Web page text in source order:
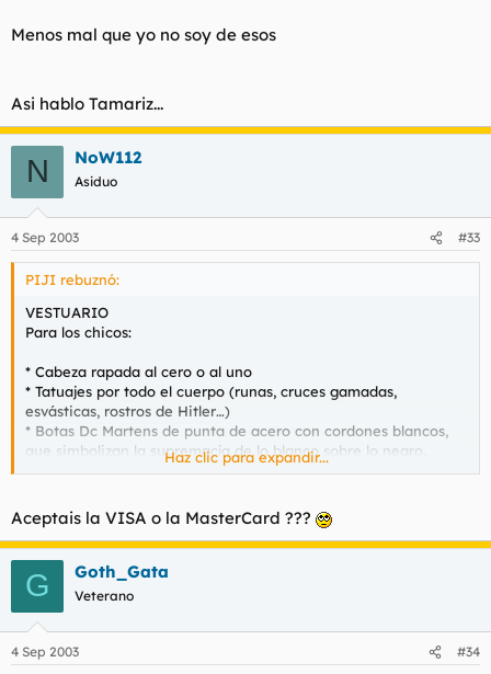
Menos mal que yo no soy de esos
Asi hablo Tamariz...
N NoW112
Asiduo
4 Sep 2003 #33
PIJI rebuznó:
VESTUARIO
Para los chicos:
* Cabeza rapada al cero o al uno
* Tatuajes por todo el cuerpo (runas, cruces gamadas,
esvásticas, rostros de Hitler…)
* Botas Dc Martens de punta de acero con cordones blancos,
que simbolizan la supremacía de lo blanco sobre lo negro.
* Cazadora bomber de color negro con el interior naranja.
racistas.
Haz clic para expandir...
Aceptais la VISA o la MasterCard ???
G Goth_Gata
Veterano
4 Sep 2003 #34